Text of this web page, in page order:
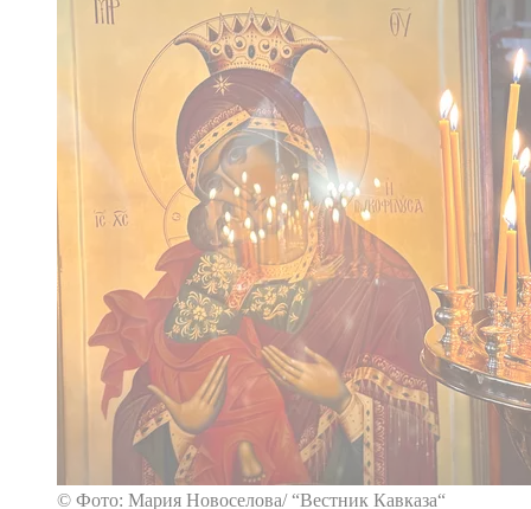
© Фото: Мария Новоселова/ “Вестник Кавказа“